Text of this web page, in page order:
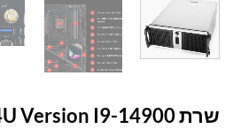
שרת 4U Version I9-14900